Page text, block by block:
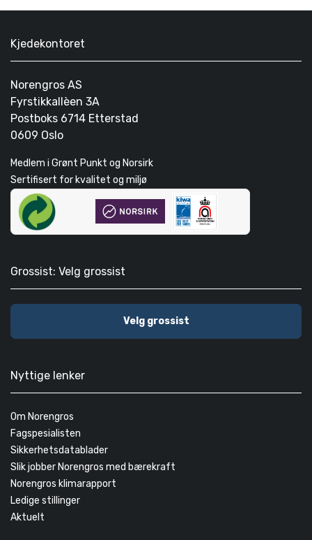
Kjedekontoret
Norengros AS
Fyrstikkallèen 3A
Postboks 6714 Etterstad
0609 Oslo
Medlem i Grønt Punkt og Norsirk
Sertifisert for kvalitet og miljø
Grossist: Velg grossist
Velg grossist
Nyttige lenker
Om Norengros
Fagspesialisten
Sikkerhetsdatablader
Slik jobber Norengros med bærekraft
Norengros klimarapport
Ledige stillinger
Aktuelt